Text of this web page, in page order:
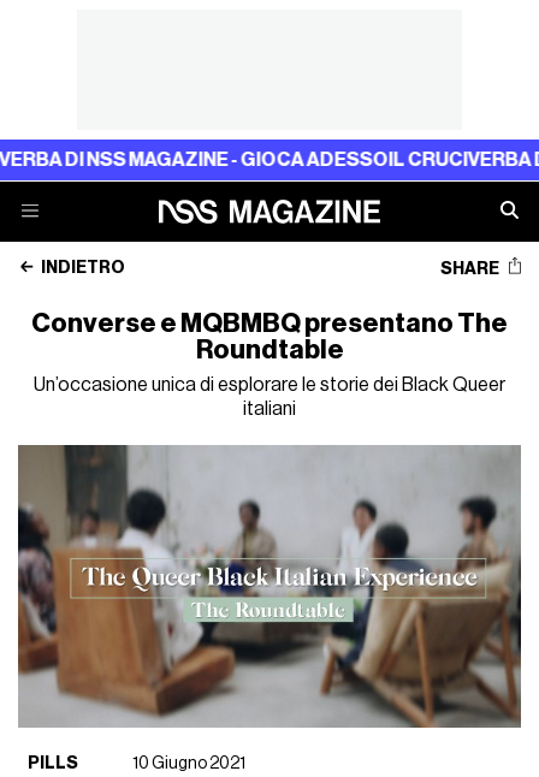
DI NSS MAGAZINE - GIOCA ADESSOIL CRUCIVERBA DI
INDIETRO SHARE
Converse e MQBMBQ presentano The
Roundtable
Un’occasione unica di esplorare le storie dei Black Queer
italiani
PILLS
10 Giugno 2021